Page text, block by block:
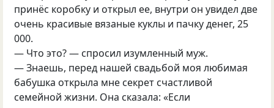
принёс коробку и открыл ее, внутри он увидел две
очень красивые вязаные куклы и пачку денег, 25
000.
— Что это? — спросил изумленный муж.
— Знаешь, перед нашей свадьбой моя любимая
бабушка открыла мне секрет счастливой
семейной жизни. Она сказала: «Если